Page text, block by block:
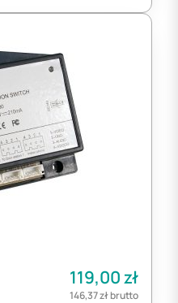
119,00zł
146,37złbrutto